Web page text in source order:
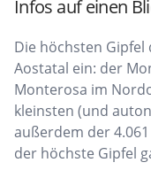
Infos auf einen
Die höchsten
Aostatal ein: der
Monterosa im
kleinsten (und
außerdem der
der höchste Gipfel